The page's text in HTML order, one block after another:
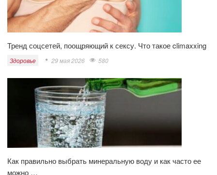
Тренд соцсетей, поощряющий к сексу. Что такое climaxxing
Здоровье 29 мая 2026 580
Как правильно выбрать минеральную воду и как часто ее
можно …